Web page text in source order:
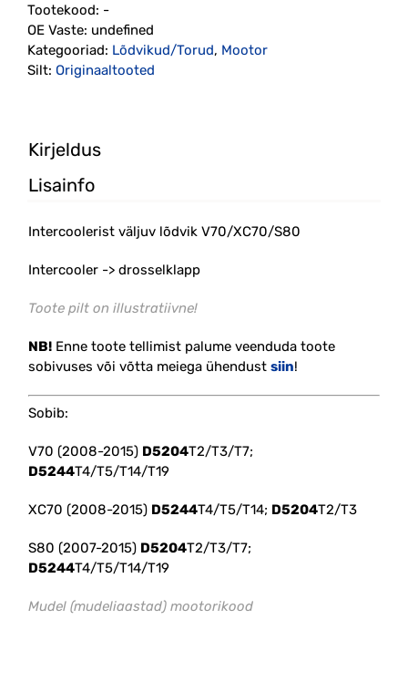
2007-
2015
(30792545)
kogus
Tootekood: -
OE Vaste: undefined
Kategooriad: Lõdvikud/Torud, Mootor
Silt: Originaaltooted
Kirjeldus
Lisainfo
Intercoolerist väljuv lõdvik V70/XC70/S80
Intercooler -> drosselklapp
Toote pilt on illustratiivne!
NB! Enne toote tellimist palume veenduda toote
sobivuses või võtta meiega ühendust siin!
Sobib:
V70 (2008-2015) D5204T2/T3/T7;
D5244T4/T5/T14/T19
XC70 (2008-2015) D5244T4/T5/T14; D5204T2/T3
S80 (2007-2015) D5204T2/T3/T7;
D5244T4/T5/T14/T19
Mudel (mudeliaastad) mootorikood